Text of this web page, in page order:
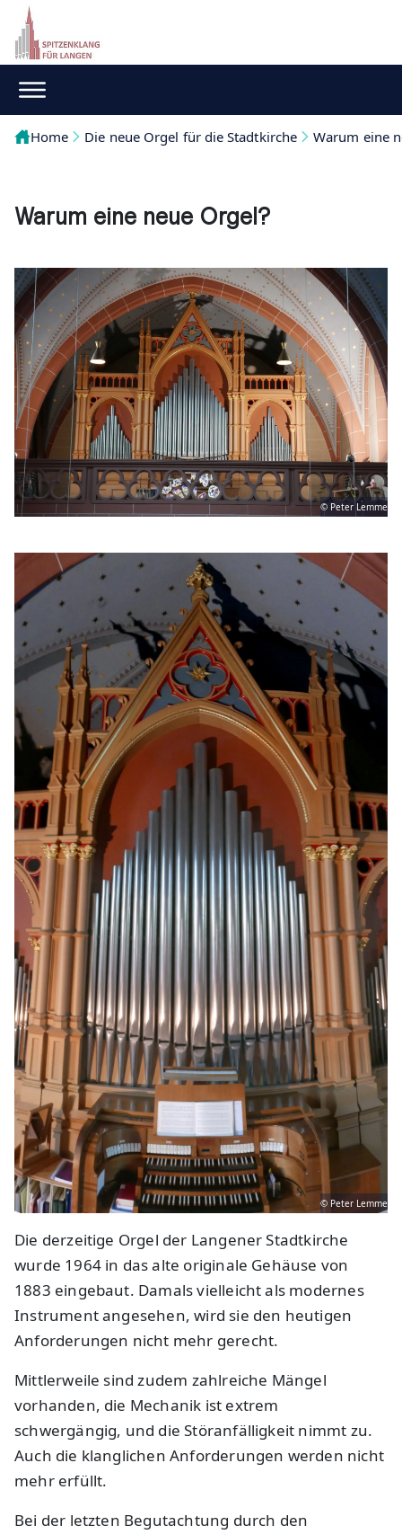
Home Die neue Orgel für die Stadtkirche Warum eine
Warum eine neue Orgel?
© Peter Lemme
© Peter Lemme
Die derzeitige Orgel der Langener Stadtkirche
wurde 1964 in das alte originale Gehäuse von
1883 eingebaut. Damals vielleicht als modernes
Instrument angesehen, wird sie den heutigen
Anforderungen nicht mehr gerecht.
Mittlerweile sind zudem zahlreiche Mängel
vorhanden, die Mechanik ist extrem
schwergängig, und die Störanfälligkeit nimmt zu.
Auch die klanglichen Anforderungen werden nicht
mehr erfüllt.
Bei der letzten Begutachtung durch den